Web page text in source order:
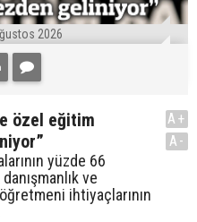
2026
özel eğitim
yüzde 66
ve
ihtiyaçlarının
A+
A-